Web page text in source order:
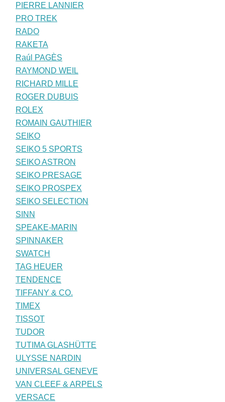
PIERRE LANNIER
PRO TREK
RADO
RAKETA
Raúl PAGÈS
RAYMOND WEIL
RICHARD MILLE
ROGER DUBUIS
ROLEX
ROMAIN GAUTHIER
SEIKO
SEIKO 5 SPORTS
SEIKO ASTRON
SEIKO PRESAGE
SEIKO PROSPEX
SEIKO SELECTION
SINN
SPEAKE-MARIN
SPINNAKER
SWATCH
TAG HEUER
TENDENCE
TIFFANY & CO.
TIMEX
TISSOT
TUDOR
TUTIMA GLASHÜTTE
ULYSSE NARDIN
UNIVERSAL GENEVE
VAN CLEEF & ARPELS
VERSACE